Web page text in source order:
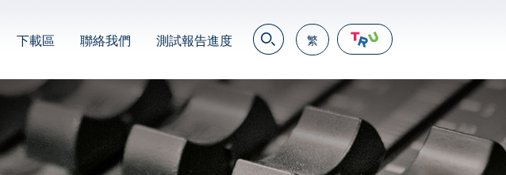
繁
繁
简
JP
下載區 聯絡我們 測試報告進度